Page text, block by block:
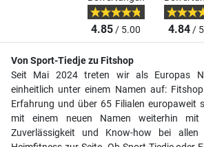
4.85/ 5.00 4.84/
Von Sport-Tiedje zu Fitshop
Seit Mai 2024 treten wir als Europas
einheitlich unter einem Namen auf:
Erfahrung und über 65 Filialen europaweit
mit einem neuen Namen weiterhin mit
Zuverlässigkeit und Know-how bei